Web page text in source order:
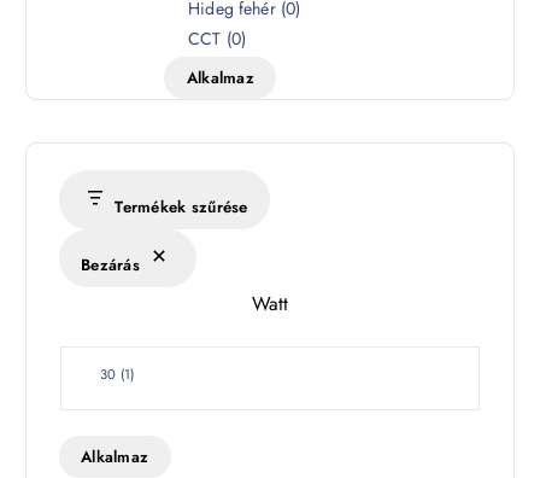
é
s
k
Hideg fehér (0)
CCT (0)
Alkalmaz
Termékek szűrése
Bezárás
Watt
W
t
30 (1)
Alkalmaz